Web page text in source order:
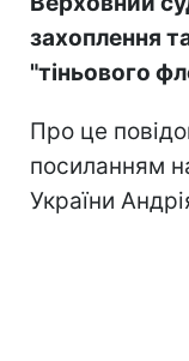
захоплення
"тіньового
Про це
посиланням
України